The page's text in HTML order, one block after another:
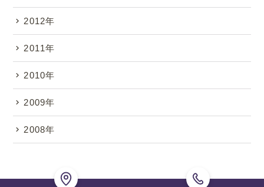
2012年
2011年
2010年
2009年
2008年